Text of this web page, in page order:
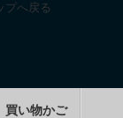
買い物かご